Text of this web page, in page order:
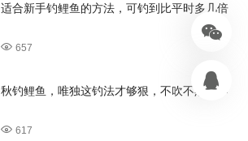
适合新手钓鲤鱼的方法，可钓到比平时多几倍
657
秋钓鲤鱼，唯独这钓法才够狠，不吹不黑，不
617